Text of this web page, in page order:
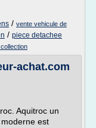
/ vente vehicule de
/ piece detachee
achat.com
Aquitroc un
est